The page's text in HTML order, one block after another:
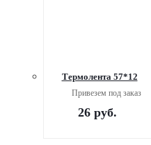
Термолента 57*12
Привезем под заказ
26руб.